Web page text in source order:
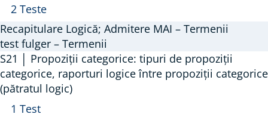
A
r
a
t
ă
S
2
0
│
A
r
g
2 Teste
Recapitulare Logică; Admitere MAI – Termenii
test fulger – Termenii
S21 │ Propoziții categorice: tipuri de propoziții
categorice, raporturi logice între propoziții categorice
(pătratul logic)
A
S
1 Test